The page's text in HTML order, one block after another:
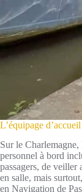
L’équipage
Sur le Charlemagne,
personnel à bord
passagers, de veiller
en salle, mais
en Navigation de